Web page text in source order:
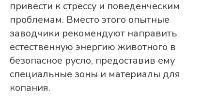
привести к стрессу и поведенческим
проблемам. Вместо этого опытные
заводчики рекомендуют направить
естественную энергию животного в
безопасное русло, предоставив ему
специальные зоны и материалы для
копания.